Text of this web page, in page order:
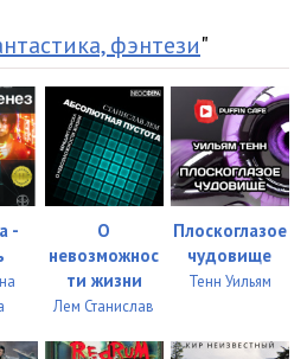
21:31
26:45
фэнтези"
-
О
невозможнос
ти жизни
Лем Станислав
Плоскоглазое
чудовище
Тенн Уильям